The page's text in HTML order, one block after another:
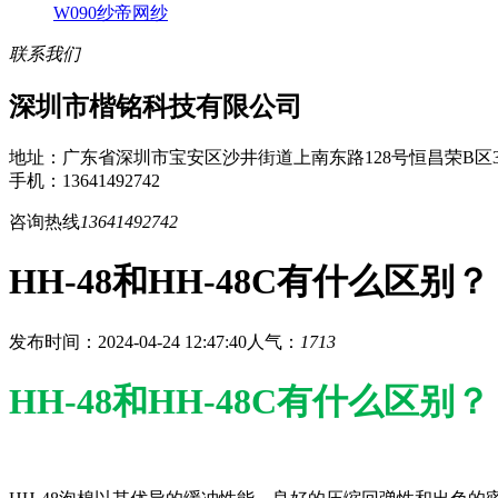
W090纱帝网纱
联系我们
深圳市楷铭科技有限公司
地址：广东省深圳市宝安区沙井街道上南东路128号恒昌荣B区
手机：13641492742
咨询热线13641492742
HH-48和HH-48C有什么区别？
发布时间：2024-04-24 12:47:40人气： 1713
HH-48和HH-48C有什么区别？